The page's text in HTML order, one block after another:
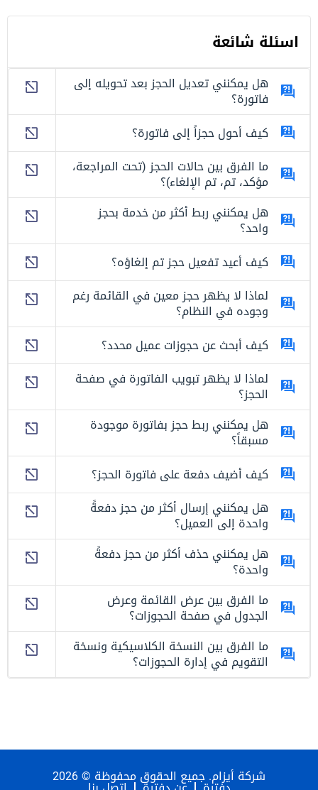
اسئلة شائعة
هل يمكنني تعديل الحجز بعد تحويله إلى
فاتورة؟
كيف أحول حجزاً إلى فاتورة؟
ما الفرق بين حالات الحجز (تحت المراجعة،
مؤكد، تم، تم الإلغاء)؟
هل يمكنني ربط أكثر من خدمة بحجز
واحد؟
كيف أعيد تفعيل حجز تم إلغاؤه؟
لماذا لا يظهر حجز معين في القائمة رغم
وجوده في النظام؟
كيف أبحث عن حجوزات عميل محدد؟
لماذا لا يظهر تبويب الفاتورة في صفحة
الحجز؟
هل يمكنني ربط حجز بفاتورة موجودة
مسبقاً؟
كيف أضيف دفعة على فاتورة الحجز؟
هل يمكنني إرسال أكثر من حجز دفعةً
واحدة إلى العميل؟
هل يمكنني حذف أكثر من حجز دفعةً
واحدة؟
ما الفرق بين عرض القائمة وعرض
الجدول في صفحة الحجوزات؟
ما الفرق بين النسخة الكلاسيكية ونسخة
التقويم في إدارة الحجوزات؟
شركة أيزام. جميع الحقوق محفوظة © 2026